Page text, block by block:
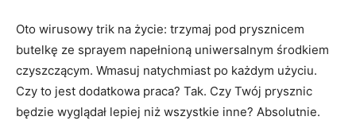
Oto wirusowy trik na życie: trzymaj pod prysznicem
butelkę ze sprayem napełnioną uniwersalnym środkiem
czyszczącym. Wmasuj natychmiast po każdym użyciu.
Czy to jest dodatkowa praca? Tak. Czy Twój prysznic
będzie wyglądał lepiej niż wszystkie inne? Absolutnie.